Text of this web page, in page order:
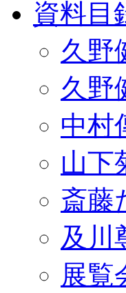
資料目
久野
久野
中村
山下
斎藤
及川
展覧